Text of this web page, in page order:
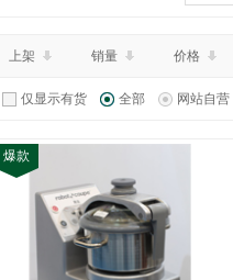
上架 销量 价格
仅显示有货 全部 网站自营
爆款